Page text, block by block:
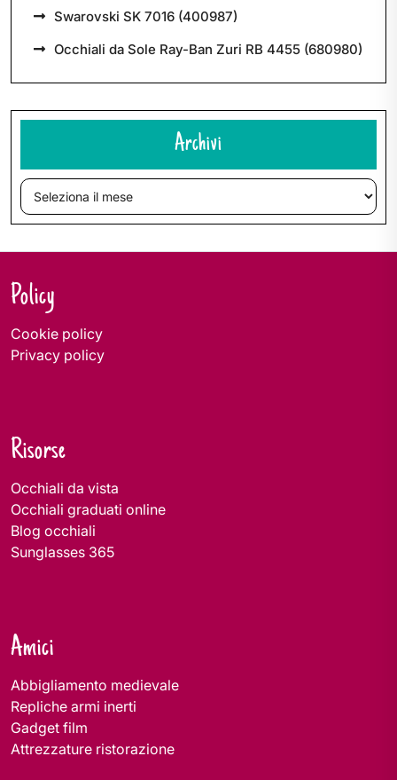
Swarovski SK 7016 (400987)
Occhiali da Sole Ray-Ban Zuri RB 4455 (680980)
Archivi
Archivi
Policy
Cookie policy
Privacy policy
Risorse
Occhiali da vista
Occhiali graduati online
Blog occhiali
Sunglasses 365
Amici
Abbigliamento medievale
Repliche armi inerti
Gadget film
Attrezzature ristorazione